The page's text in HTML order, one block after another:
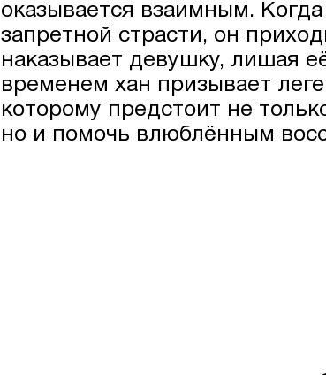
оказывается взаимным.
запретной страсти, он
наказывает девушку, лишая
временем хан призывает
которому предстоит не
но и помочь влюблённым